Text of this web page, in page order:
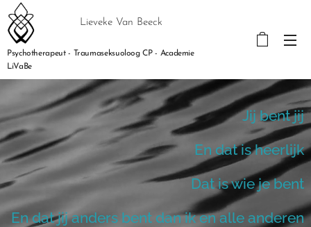
Lieveke Van Beeck
Psychotherapeut - Traumaseksuoloog CP - Academie
LiVaBe
Jij bent jij
En dat is heerlijk
Dat is wie je bent
En dat jij anders bent dan ik en alle anderen